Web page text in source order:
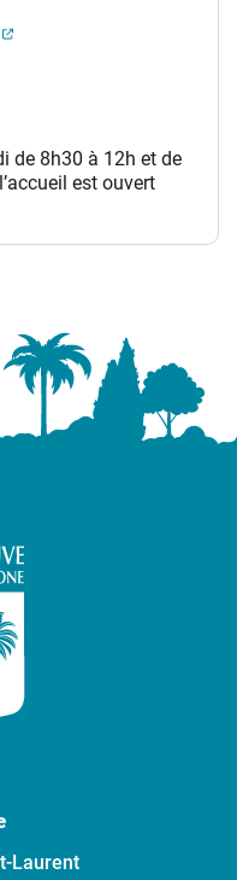
(ouverture dans un
de 8h30 à 12h et de
est ouvert
Laurent